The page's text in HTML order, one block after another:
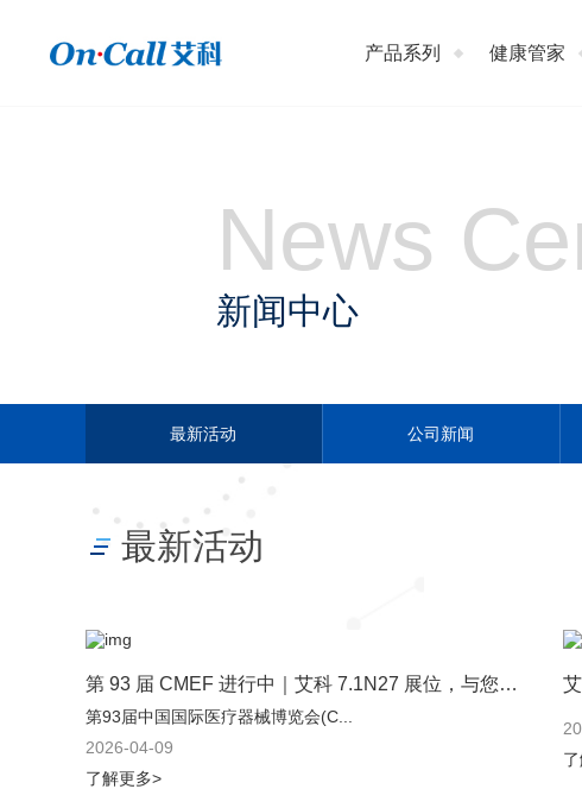
产品系列 健康管家
News
新闻中心
最新活动 公司新闻
最新活动
第 93 届 CMEF 进行中｜艾科 7.1N27 展位，与您不见不散
第93届中国国际医疗器械博览会(C...
2026-04-09
了解更多>